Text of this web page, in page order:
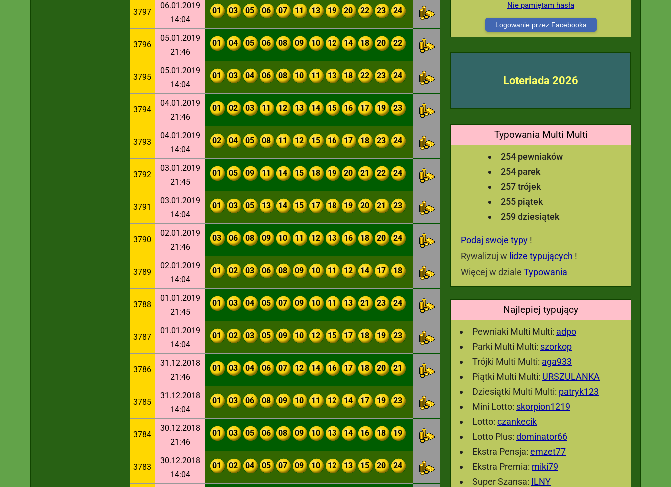
Nie pamiętam hasła
Logowanie przez Facebooka
Loteriada 2026
Typowania Multi Multi
254 pewniaków
254 parek
257 trójek
255 piątek
259 dziesiątek
Podaj swoje typy !
Rywalizuj w lidze typujących !
Więcej w dziale Typowania
Najlepiej typujący
Pewniaki Multi Multi: adpo
Parki Multi Multi: szorkop
Trójki Multi Multi: aga933
Piątki Multi Multi: URSZULANKA
Dziesiątki Multi Multi: patryk123
Mini Lotto: skorpion1219
Lotto: czankecik
Lotto Plus: dominator66
Ekstra Pensja: emzet77
Ekstra Premia: miki79
Super Szansa: ILNY
3797
06.01.2019
14:04
01 03 05 06 07 11 13 19 20 22 23 24
3796
05.01.2019
21:46
01 04 05 06 08 09 10 12 14 18 20 22
3795
05.01.2019
14:04
01 03 04 06 08 10 11 13 18 22 23 24
3794
04.01.2019
21:46
01 02 03 11 12 13 14 15 16 17 19 23
3793
04.01.2019
14:04
02 04 05 08 11 12 15 16 17 18 23 24
3792
03.01.2019
21:45
01 05 09 11 14 15 18 19 20 21 22 24
3791
03.01.2019
14:04
01 03 05 13 14 15 17 18 19 20 21 23
3790
02.01.2019
21:46
03 06 08 09 10 11 12 13 16 18 20 24
3789
02.01.2019
14:04
01 02 03 06 08 09 10 11 12 14 17 18
3788
01.01.2019
21:45
01 03 04 05 07 09 10 11 13 21 23 24
3787
01.01.2019
14:04
01 02 03 05 09 10 12 15 17 18 19 23
3786
31.12.2018
21:46
01 03 04 06 07 12 14 16 17 18 20 21
3785
31.12.2018
14:04
01 03 06 08 09 10 11 12 14 17 19 23
3784
30.12.2018
21:46
01 03 05 06 08 09 10 13 14 16 18 19
3783
30.12.2018
14:04
01 02 04 05 07 09 10 12 13 15 20 24